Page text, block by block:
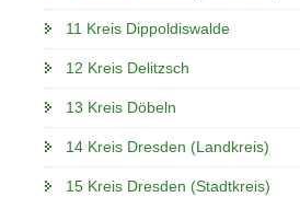
11 Kreis Dippoldiswalde
12 Kreis Delitzsch
13 Kreis Döbeln
14 Kreis Dresden (Landkreis)
15 Kreis Dresden (Stadtkreis)